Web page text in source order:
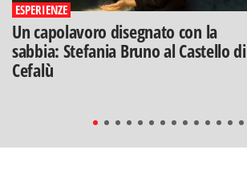
ESPERIENZE
Un capolavoro disegnato con la
sabbia: Stefania Bruno al Castello di
Cefalù